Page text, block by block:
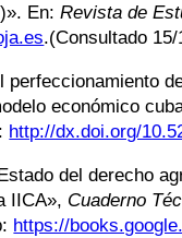
En:Revista de
.(Consultado 15/
perfeccionamiento
económico
http://dx.doi.org/
del derecho
IICA», Cuaderno
https://